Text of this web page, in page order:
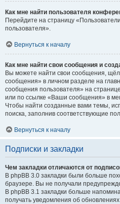
Как мне найти пользователя
Перейдите на страницу
пользователя».
Вернуться к началу
Как мне найти свои сообщения и
Вы можете найти свои сообщения,
сообщения» в личном разделе на
сообщения пользователя» на
или по ссылке «Ваши сообщения» в
Чтобы найти созданные вами темы,
поиска, заполнив соответствующие
Вернуться к началу
Подписки и закладки
Чем закладки отличаются от
В phpBB 3.0 закладки были больше
браузере. Вы не получали
В phpBB 3.1 закладки больше
получать уведомления об